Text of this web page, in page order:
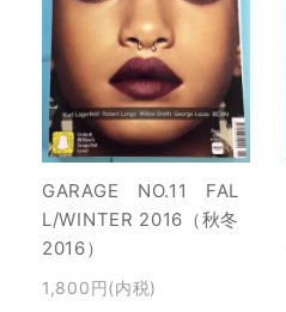
GARAGE NO.11 FAL
L/WINTER 2016（秋冬
2016）
1,800円(内税)